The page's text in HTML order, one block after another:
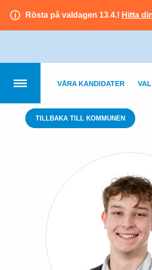
Rösta på valdagen 13.4.! Hitta
VÅRA KANDIDATER
TILLBAKA TILL KOMMUNEN